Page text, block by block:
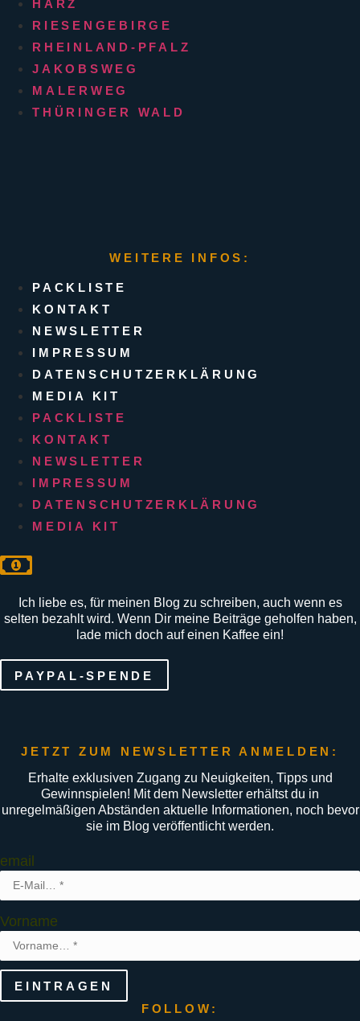
HARZ
RIESENGEBIRGE
RHEINLAND-PFALZ
JAKOBSWEG
MALERWEG
THÜRINGER WALD
WEITERE INFOS:
PACKLISTE
KONTAKT
NEWSLETTER
IMPRESSUM
DATENSCHUTZERKLÄRUNG
MEDIA KIT
PACKLISTE
KONTAKT
NEWSLETTER
IMPRESSUM
DATENSCHUTZERKLÄRUNG
MEDIA KIT
Ich liebe es, für meinen Blog zu schreiben, auch wenn es
selten bezahlt wird. Wenn Dir meine Beiträge geholfen haben,
lade mich doch auf einen Kaffee ein!
PAYPAL-SPENDE
JETZT ZUM NEWSLETTER ANMELDEN:
Erhalte exklusiven Zugang zu Neuigkeiten, Tipps und
Gewinnspielen! Mit dem Newsletter erhältst du in
unregelmäßigen Abständen aktuelle Informationen, noch bevor
sie im Blog veröffentlicht werden.
email
Vorname
EINTRAGEN
FOLLOW: